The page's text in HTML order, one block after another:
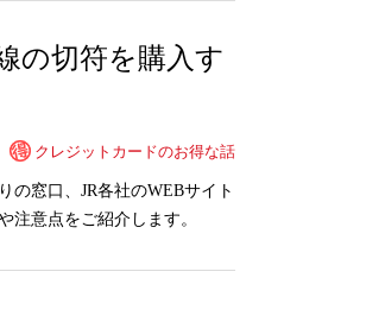
の切符を購入す
クレジットカードのお得な話
の窓口、JR各社のWEBサイト
注意点をご紹介します。